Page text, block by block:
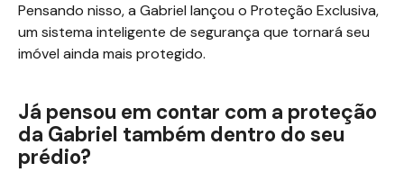
Pensando nisso, a Gabriel lançou o Proteção Exclusiva,
um sistema inteligente de segurança que tornará seu
imóvel ainda mais protegido.
Já pensou em contar com a proteção
da Gabriel também dentro do seu
prédio?